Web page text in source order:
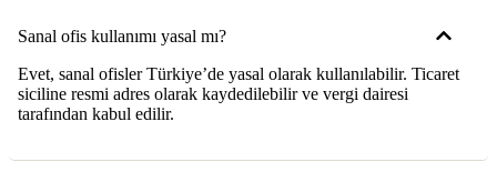
Sanal ofis kullanımı yasal mı?
Evet, sanal ofisler Türkiye’de yasal olarak kullanılabilir. Ticaret
siciline resmi adres olarak kaydedilebilir ve vergi dairesi
tarafından kabul edilir.